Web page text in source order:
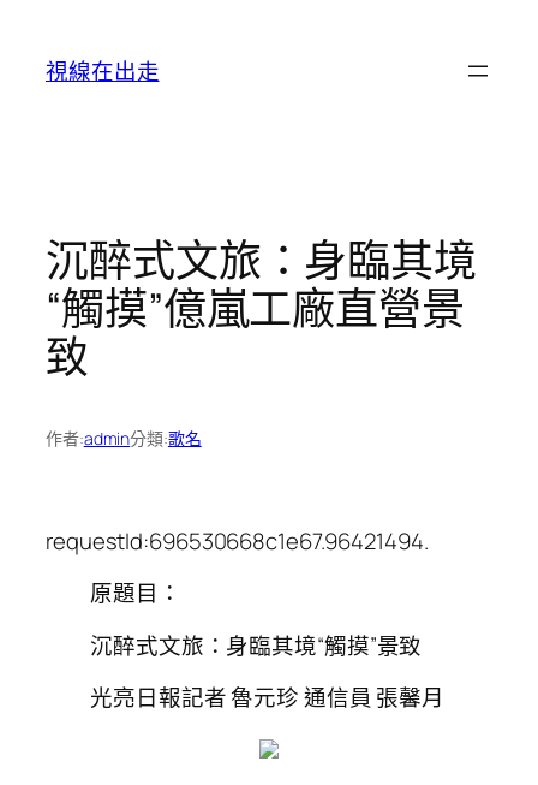
視線在出走
沉醉式文旅：身臨其境
“觸摸”億嵐工廠直營景
致
作者:admin分類:歌名
requestId:696530668c1e67.96421494.
原題目：
沉醉式文旅：身臨其境“觸摸”景致
光亮日報記者 魯元珍 通信員 張馨月